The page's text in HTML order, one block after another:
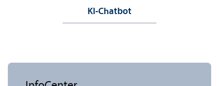
KI-Chatbot